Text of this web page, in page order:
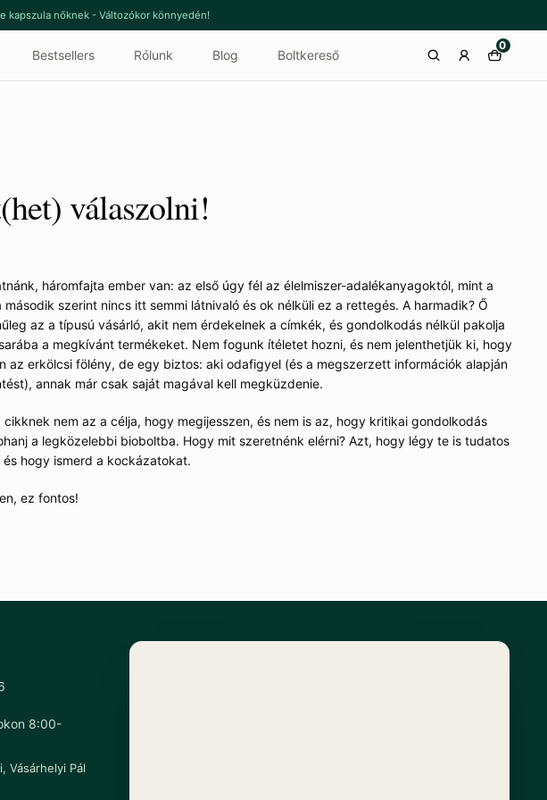
kapszula nőknek - Változókor könnyedén!
Bestsellers Rólunk Blog Boltkereső
0
válaszolni!
háromfajta ember van: az első úgy fél az élelmiszer-adalékanyagoktól, mint a
második szerint nincs itt semmi látnivaló és ok nélküli ez a rettegés. A harmadik? Ő
az a típusú vásárló, akit nem érdekelnek a címkék, és gondolkodás nélkül pakolja
a megkívánt termékeket. Nem fogunk ítéletet hozni, és nem jelenthetjük ki, hogy
az erkölcsi fölény, de egy biztos: aki odafigyel (és a megszerzett információk alapján
annak már csak saját magával kell megküzdenie.
cikknek nem az a célja, hogy megijesszen, és nem is az, hogy kritikai gondolkodás
a legközelebbi bioboltba. Hogy mit szeretnénk elérni? Azt, hogy légy te is tudatos
és hogy ismerd a kockázatokat.
ez fontos!
8:00-
Vásárhelyi Pál